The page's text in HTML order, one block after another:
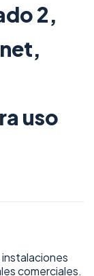
2,
uso
instalaciones
comerciales.